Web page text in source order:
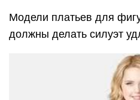
Модели платьев для
должны делать силуэт